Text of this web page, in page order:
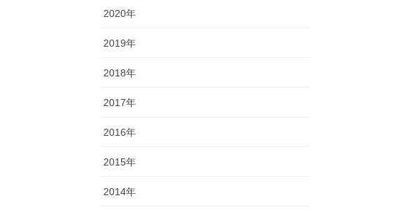
2020年
2019年
2018年
2017年
2016年
2015年
2014年